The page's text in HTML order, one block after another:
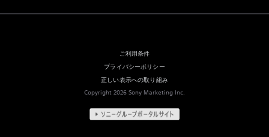
ご利用条件
プライバシーポリシー
正しい表示への取り組み
Copyright 2026 Sony Marketing Inc.